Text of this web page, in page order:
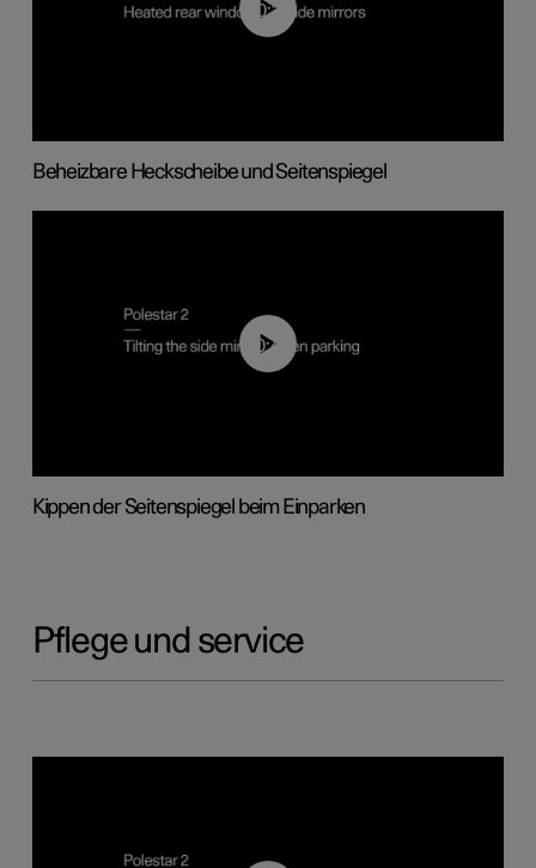
00:22
Beheizbare Heckscheibe und Seitenspiegel
00:45
Kippen der Seitenspiegel beim Einparken
Pflege und service